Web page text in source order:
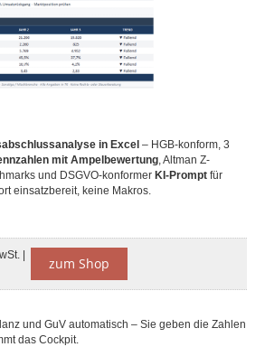
in Excel – HGB-konform, 3
mit Ampelbewertung, Altman Z-
und DSGVO-konformer KI-Prompt für
einsatzbereit, keine Makros.
| zum Shop
und GuV automatisch – Sie geben die Zahlen
das Cockpit.